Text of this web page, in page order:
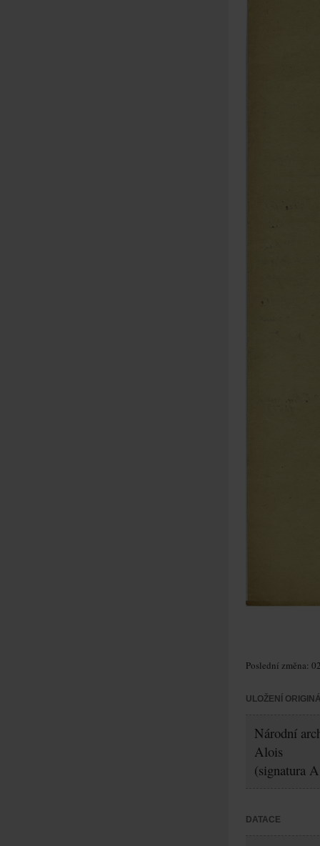
Poslední změna:
ULOŽENÍ
Národní
Alois
(signatura
DATACE